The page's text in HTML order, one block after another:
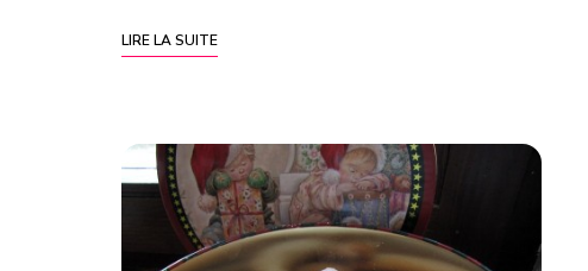
LIRE LA SUITE